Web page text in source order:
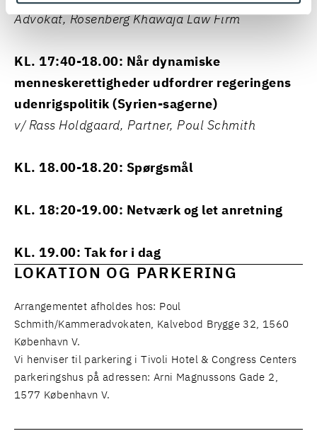
Advokat, Rosenberg Khawaja Law Firm
KL. 17:40-18.00: Når dynamiske
menneskerettigheder udfordrer regeringens
udenrigspolitik (Syrien-sagerne)
v/ Rass Holdgaard, Partner, Poul Schmith
KL. 18.00-18.20: Spørgsmål
KL. 18:20-19.00: Netværk og let anretning
KL. 19.00: Tak for i dag
LOKATION OG PARKERING
Arrangementet afholdes hos: Poul
Schmith/Kammeradvokaten, Kalvebod Brygge 32, 1560
København V.
Vi henviser til parkering i Tivoli Hotel & Congress Centers
parkeringshus på adressen: Arni Magnussons Gade 2,
1577 København V.